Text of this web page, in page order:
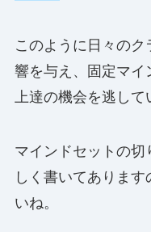
このように日々の
響を与え、固定マ
上達の機会を逃して
マインドセットの
しく書いてありま
いね。